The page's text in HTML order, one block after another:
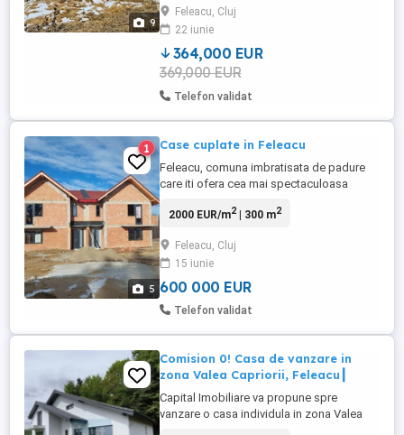
9
nefinisat, la cărămidă, cu instalația
electrică și sanitară trasă la poziții. Casa
are expunere ...
Feleacu, Cluj
22 iunie
364,000 EUR
369,000 EUR
Telefon validat
5
1 Case cuplate in Feleacu
Feleacu, comuna imbratisata de padure
care iti ofera cea mai spectaculoasa
echilibrul perfect intre o viata mai
unui oras european. În Feleacu e liniste.
Aici se înregistreaza valori medii ale
zgomotului cu pâna la 90% ...
2000 EUR/m2| 300 m2
Feleacu, Cluj
15 iunie
600 000 EUR
Telefon validat
Comision 0! Casa de vanzare in
zona Valea Capriorii, Feleacu┃
Capital Imobiliare va propune spre
vanzare o casa individula in zona Valea